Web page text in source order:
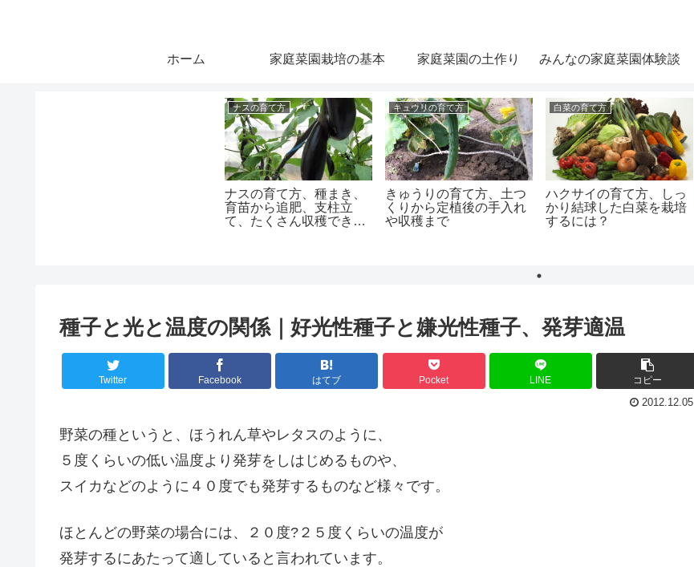
ホーム 家庭菜園栽培の基本 家庭菜園の土作り みんなの家庭菜園体験談
ナスの育て方
ナスの育て方、種まき、
育苗から追肥、支柱立
て、たくさん収穫できる
キュウリの育て方
きゅうりの育て方、土つ
くりから定植後の手入れ
や収穫まで
白菜の育て方
ハクサイの育て方、しっ
かり結球した白菜を栽培
するには？
種子と光と温度の関係｜好光性種子と嫌光性種子、発芽適温
Twitter Facebook はてブ Pocket LINE コピー
2012.12.05
野菜の種というと、ほうれん草やレタスのように、
５度くらいの低い温度より発芽をしはじめるものや、
スイカなどのように４０度でも発芽するものなど様々です。
ほとんどの野菜の場合には、２０度?２５度くらいの温度が
発芽するにあたって適していると言われています。